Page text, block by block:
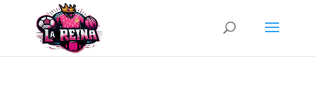
Búsqueda
productos